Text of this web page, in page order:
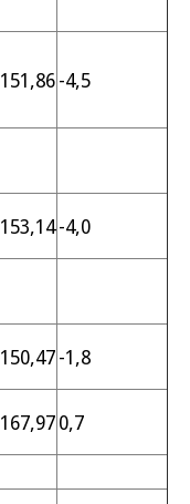
151,86-4,5
153,14-4,0
150,47-1,8
167,970,7